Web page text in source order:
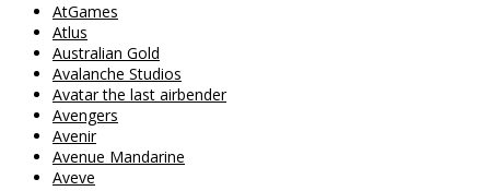
AtGames
Atlus
Australian Gold
Avalanche Studios
Avatar the last airbender
Avengers
Avenir
Avenue Mandarine
Aveve